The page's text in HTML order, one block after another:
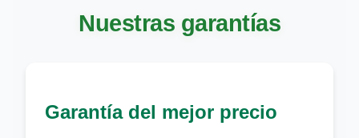
Nuestras garantías
Garantía del mejor precio